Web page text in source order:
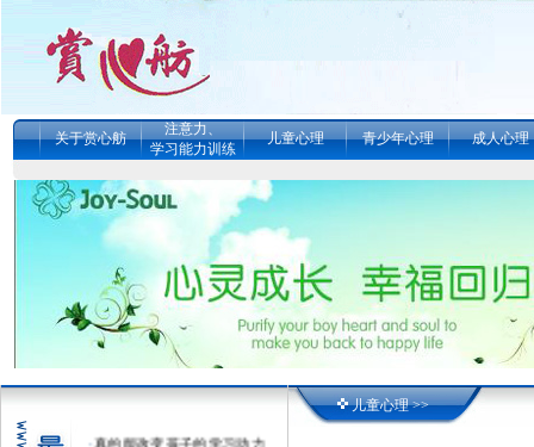
关于赏心舫
注意力、
学习能力训练
儿童心理 青少年心理 成人心理
真的能改变孩子的学习动力
儿童心理 >>